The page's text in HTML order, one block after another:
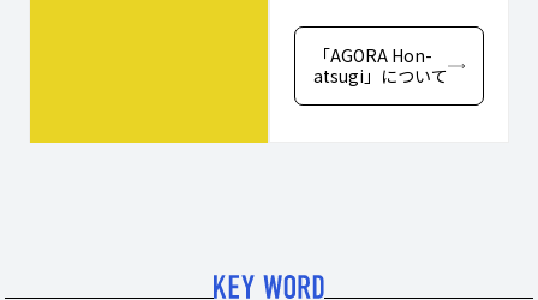
「AGORA Hon-
atsugi」について